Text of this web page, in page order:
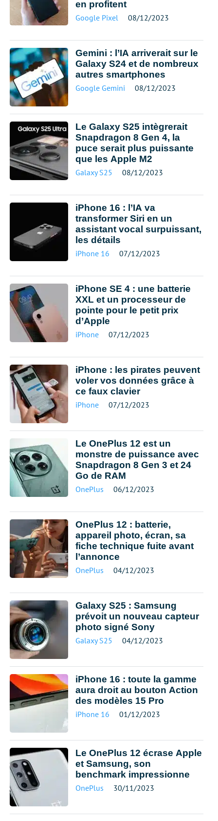
en profitent
Google Pixel 08/12/2023
Gemini : l’IA arriverait sur le
Galaxy S24 et de nombreux
autres smartphones
Google Gemini 08/12/2023
Le Galaxy S25 intègrerait
Snapdragon 8 Gen 4, la
puce serait plus puissante
que les Apple M2
Galaxy S25 08/12/2023
iPhone 16 : l’IA va
transformer Siri en un
assistant vocal surpuissant,
les détails
iPhone 16 07/12/2023
iPhone SE 4 : une batterie
XXL et un processeur de
pointe pour le petit prix
d’Apple
iPhone 07/12/2023
iPhone : les pirates peuvent
voler vos données grâce à
ce faux clavier
iPhone 07/12/2023
Le OnePlus 12 est un
monstre de puissance avec
Snapdragon 8 Gen 3 et 24
Go de RAM
OnePlus 06/12/2023
OnePlus 12 : batterie,
appareil photo, écran, sa
fiche technique fuite avant
l’annonce
OnePlus 04/12/2023
Galaxy S25 : Samsung
prévoit un nouveau capteur
photo signé Sony
Galaxy S25 04/12/2023
iPhone 16 : toute la gamme
aura droit au bouton Action
des modèles 15 Pro
iPhone 16 01/12/2023
Le OnePlus 12 écrase Apple
et Samsung, son
benchmark impressionne
OnePlus 30/11/2023